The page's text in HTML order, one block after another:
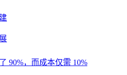
90%，而成本仅需 10%